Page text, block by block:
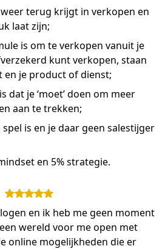
terug krijgt in verkopen en
laat zijn;
is om te verkopen vanuit je
kunt verkopen, staan
en je product of dienst;
dat je ‘moet’ doen om meer
aan te trekken;
is en je daar geen salestijger
en 5% strategie.
en ik heb me geen moment
wereld voor me open met
online mogelijkheden die er